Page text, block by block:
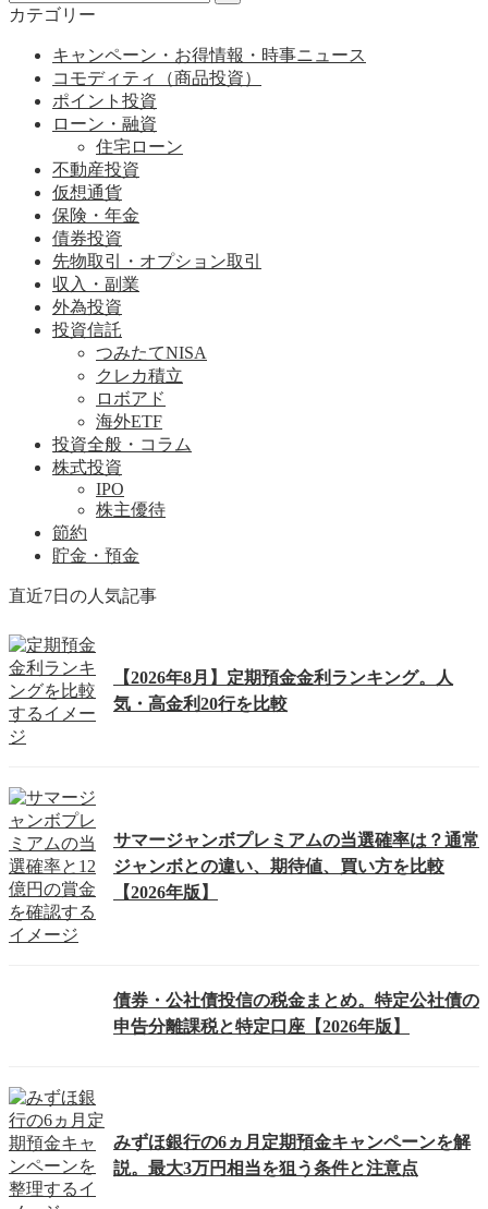
カテゴリー
キャンペーン・お得情報・時事ニュース
コモディティ（商品投資）
ポイント投資
ローン・融資
住宅ローン
不動産投資
仮想通貨
保険・年金
債券投資
先物取引・オプション取引
収入・副業
外為投資
投資信託
つみたてNISA
クレカ積立
ロボアド
海外ETF
投資全般・コラム
株式投資
IPO
株主優待
節約
貯金・預金
直近7日の人気記事
【2026年8月】定期預金金利ランキング。人
気・高金利20行を比較
サマージャンボプレミアムの当選確率は？通常
ジャンボとの違い、期待値、買い方を比較
【2026年版】
債券・公社債投信の税金まとめ。特定公社債の
申告分離課税と特定口座【2026年版】
みずほ銀行の6ヵ月定期預金キャンペーンを解
説。最大3万円相当を狙う条件と注意点